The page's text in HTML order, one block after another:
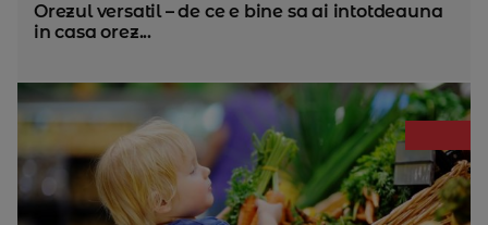
Orezul versatil – de ce e bine sa ai intotdeauna
in casa orez...